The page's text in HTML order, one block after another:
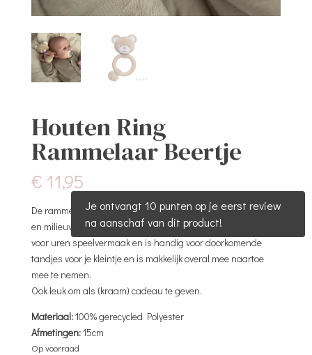
Houten Ring
Rammelaar Beertje
€ 11,95
De rammelaar is heerlijk zacht en gemaakt van gerecycled
en milieuvriendelijk materiaal en hout. De rammelaar zorgt
voor uren speelvermaak en is handig voor doorkomende
tandjes voor je kleintje en is makkelijk overal mee naartoe
mee te nemen.
Ook leuk om als (kraam) cadeau te geven.
Materiaal:100% gerecycled Polyester
Afmetingen:15cm
Op voorraad
Je ontvangt 10 punten op je eerst review
na aanschaf van dit product!